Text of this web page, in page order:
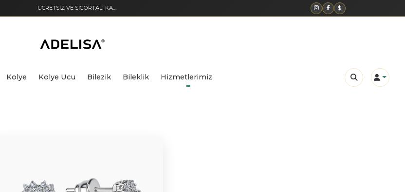
ÜCRETSİZ VE SİGORTALI KARGO $
Kolye Kolye Ucu Bilezik Bileklik Hizmetlerimiz